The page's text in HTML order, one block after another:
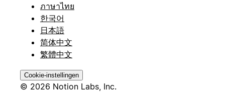
ภาษาไทย
한국어
日本語
简体中文
繁體中文
Cookie-instellingen
© 2026 Notion Labs, Inc.